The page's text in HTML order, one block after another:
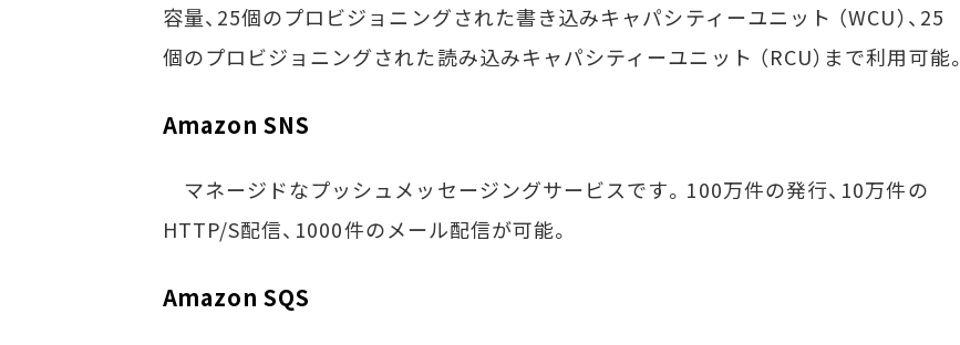
容量、25個のプロビジョニングされた書き込みキャパシティーユニット （WCU）、25
個のプロビジョニングされた読み込みキャパシティーユニット （RCU）まで利用可能。
Amazon SNS
マネージドなプッシュメッセージングサービスです。100万件の発行、10万件の
HTTP/S配信、1000件のメール配信が可能。
Amazon SQS